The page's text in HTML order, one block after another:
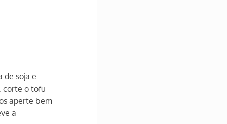
de soja e
corte o tofu
aperte bem
a